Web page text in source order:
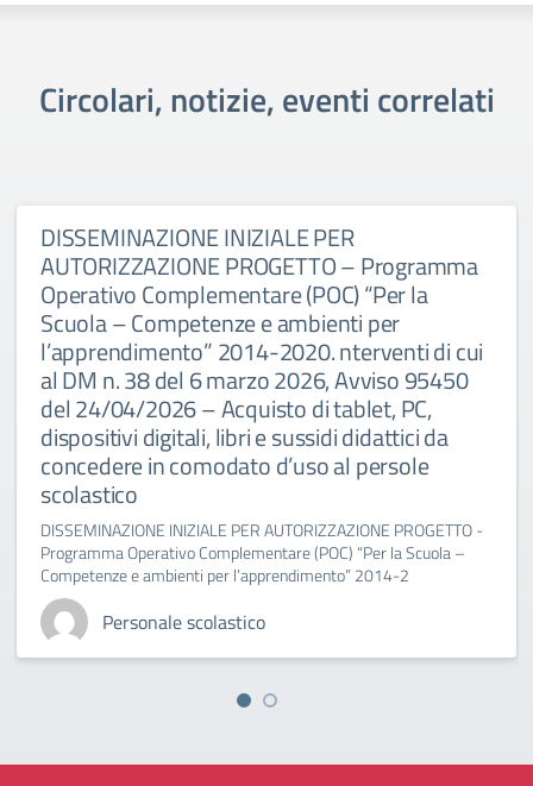
Circolari, notizie, eventi correlati
DISSEMINAZIONE INIZIALE PER
AUTORIZZAZIONE PROGETTO – Programma
Operativo Complementare (POC) “Per la
Scuola – Competenze e ambienti per
l’apprendimento” 2014-2020. nterventi di cui
al DM n. 38 del 6 marzo 2026, Avviso 95450
del 24/04/2026 – Acquisto di tablet, PC,
dispositivi digitali, libri e sussidi didattici da
concedere in comodato d’uso al persole
scolastico
DISSEMINAZIONE INIZIALE PER AUTORIZZAZIONE PROGETTO -
Programma Operativo Complementare (POC) “Per la Scuola –
Competenze e ambienti per l’apprendimento” 2014-2
Personale scolastico